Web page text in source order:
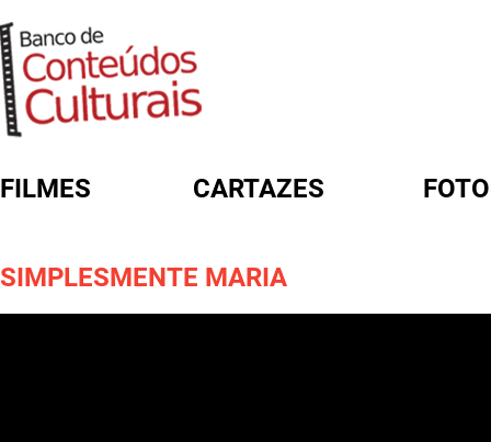
FILMES CARTAZES
SIMPLESMENTE MARIA